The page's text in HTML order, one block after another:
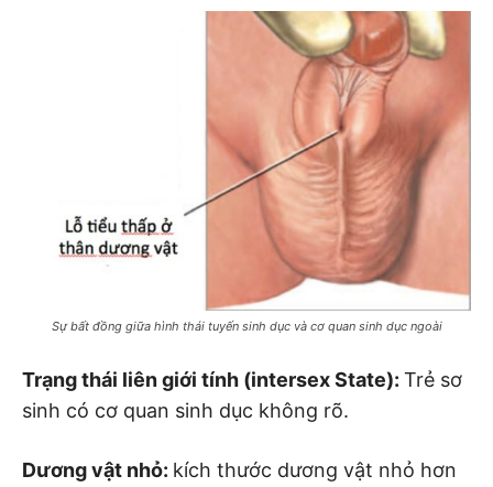
Sự bất đồng giữa hình thái tuyến sinh dục và cơ quan sinh dục ngoài
Trạng thái liên giới tính (intersex State): Trẻ sơ
sinh có cơ quan sinh dục không rõ.
Dương vật nhỏ: kích thước dương vật nhỏ hơn